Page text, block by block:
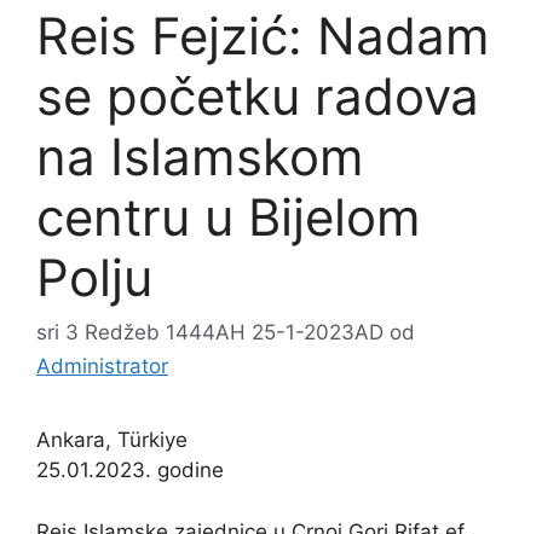
Reis Fejzić: Nadam
se početku radova
na Islamskom
centru u Bijelom
Polju
sri 3 Redžeb 1444AH 25-1-2023AD od
Administrator
Ankara, Türkiye
25.01.2023. godine